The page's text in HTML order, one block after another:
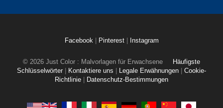
Facebook Pinterest Instagram
© 2026 Just Color : Malvorlagen für Erwachsene
Häufigste
Schlüsselwörter
Kontaktiere uns Legale Erwähnungen
Cookie-
Richtlinie
Datenschutz-Bestimmungen